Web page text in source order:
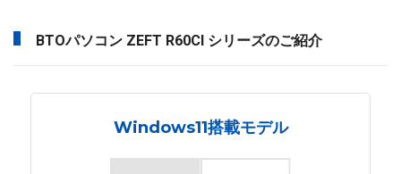
BTOパソコン ZEFT R60CI シリーズのご紹介
Windows11搭載モデル